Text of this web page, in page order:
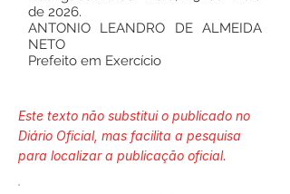
de 2026.
ANTONIO LEANDRO DE ALMEIDA
NETO
Prefeito em Exercício
Este texto não substitui o publicado no
Diário Oficial, mas facilita a pesquisa
para localizar a publicação oficial.